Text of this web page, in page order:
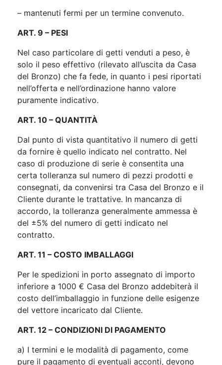
– mantenuti fermi per un termine convenuto.
ART. 9 – PESI
Nel caso particolare di getti venduti a peso, è
solo il peso effettivo (rilevato all’uscita da Casa
del Bronzo) che fa fede, in quanto i pesi riportati
nell’offerta e nell’ordinazione hanno valore
puramente indicativo.
ART. 10 – QUANTITÀ
Dal punto di vista quantitativo il numero di getti
da fornire è quello indicato nel contratto. Nel
caso di produzione di serie è consentita una
certa tolleranza sul numero di pezzi prodotti e
consegnati, da convenirsi tra Casa del Bronzo e il
Cliente durante le trattative. In mancanza di
accordo, la tolleranza generalmente ammessa è
del ±5% del numero di getti indicato nel
contratto.
ART. 11 – COSTO IMBALLAGGI
Per le spedizioni in porto assegnato di importo
inferiore a 1000 € Casa del Bronzo addebiterà il
costo dell’imballaggio in funzione delle esigenze
del vettore incaricato dal Cliente.
ART. 12 – CONDIZIONI DI PAGAMENTO
a) I termini e le modalità di pagamento, come
pure il pagamento di eventuali acconti, devono